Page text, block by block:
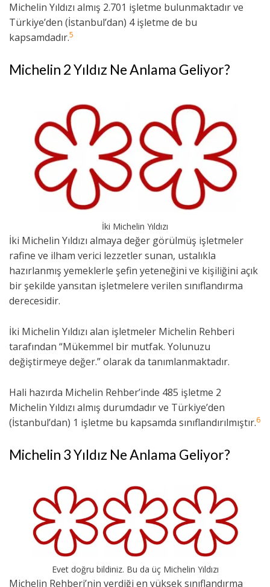
Michelin Yıldızı almış 2.701 işletme bulunmaktadır ve
Türkiye’den (İstanbul’dan) 4 işletme de bu
kapsamdadır.5
Michelin 2 Yıldız Ne Anlama Geliyor?
İki Michelin Yıldızı
İki Michelin Yıldızı almaya değer görülmüş işletmeler
rafine ve ilham verici lezzetler sunan, ustalıkla
hazırlanmış yemeklerle şefin yeteneğini ve kişiliğini açık
bir şekilde yansıtan işletmelere verilen sınıflandırma
derecesidir.
İki Michelin Yıldızı alan işletmeler Michelin Rehberi
tarafından “Mükemmel bir mutfak. Yolunuzu
değiştirmeye değer.” olarak da tanımlanmaktadır.
Hali hazırda Michelin Rehber’inde 485 işletme 2
Michelin Yıldızı almış durumdadır ve Türkiye’den
(İstanbul’dan) 1 işletme bu kapsamda sınıflandırılmıştır.6
Michelin 3 Yıldız Ne Anlama Geliyor?
Evet doğru bildiniz. Bu da üç Michelin Yıldızı
Michelin Rehberi’nin verdiği en yüksek sınıflandırma